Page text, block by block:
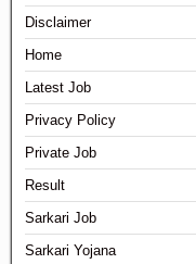
Disclaimer
Home
Latest Job
Privacy Policy
Private Job
Result
Sarkari Job
Sarkari Yojana